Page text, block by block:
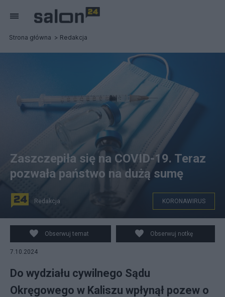
Strona główna Redakcja
Zaszczepiła się na COVID-19. Teraz
pozwała państwo na dużą sumę
Redakcja KORONAWIRUS
Obserwuj temat Obserwuj notkę
7.10.2024
Do wydziału cywilnego Sądu
Okręgowego w Kaliszu wpłynął pozew o